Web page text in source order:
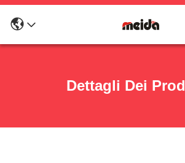
Dettagli Dei